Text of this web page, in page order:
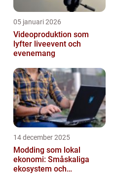
05 januari 2026
Videoproduktion som
lyfter liveevent och
evenemang
14 december 2025
Modding som lokal
ekonomi: Småskaliga
ekosystem och